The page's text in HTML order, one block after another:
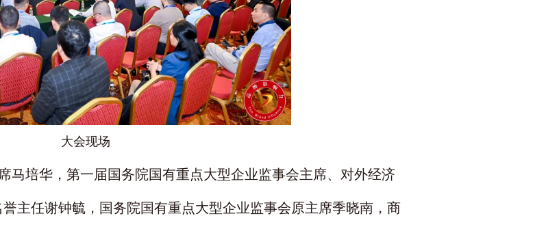
大会现场
马培华，第一届国务院国有重点大型企业监事会主席、对外经济
主任谢钟毓，国务院国有重点大型企业监事会原主席季晓南，商